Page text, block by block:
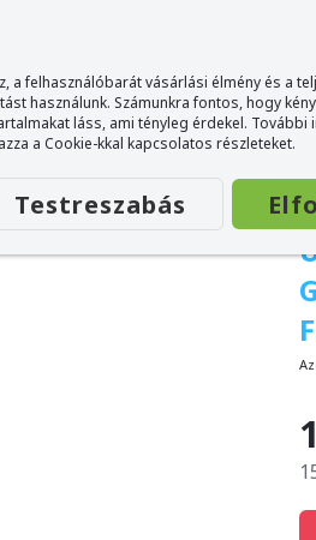
a felhasználóbarát vásárlási élmény és a
használunk. Számunkra fontos, hogy
láss, ami tényleg érdekel.
a Cookie-kkal kapcsolatos részleteket.
Testreszabás